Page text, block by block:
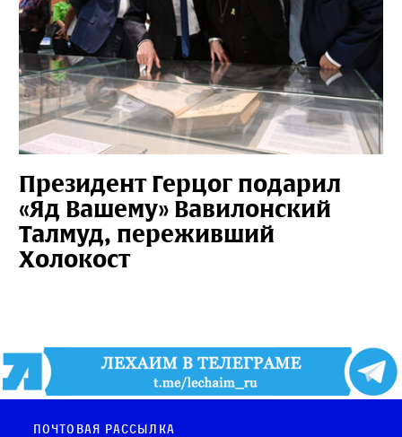
Президент Герцог подарил
«Яд Вашему» Вавилонский
Талмуд, переживший
Холокост
Почтовая рассылка